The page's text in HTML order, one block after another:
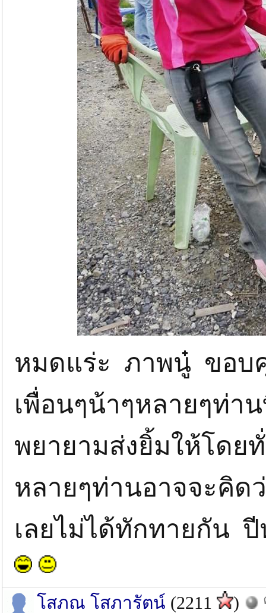
หมดแร่ะ ภาพนู๋ ขอบ
เพื่อนๆน้าๆหลายๆท่
พยายามส่งยิ้มให้โดย
หลายๆท่านอาจจะคิด
เลยไม่ได้ทักทายกัน
โสภณ โสภารัตน์ (2211 )